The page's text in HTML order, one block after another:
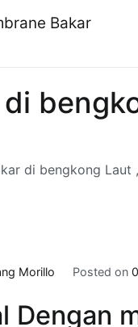
Bakar
di bengkong Laut
Morillo Posted on
Dengan